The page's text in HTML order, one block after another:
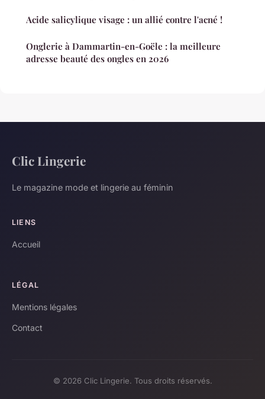
Acide salicylique visage : un allié contre l'acné !
Onglerie à Dammartin-en-Goële : la meilleure
adresse beauté des ongles en 2026
Clic Lingerie
Le magazine mode et lingerie au féminin
LIENS
Accueil
LÉGAL
Mentions légales
Contact
© 2026 Clic Lingerie. Tous droits réservés.